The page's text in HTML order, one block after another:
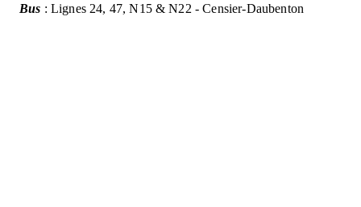
Bus : Lignes 24, 47, N15 & N22 - Censier-Daubenton